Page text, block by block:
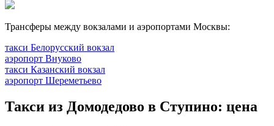
Трансферы между вокзалами и аэропортами Москвы:
такси Белорусский вокзал
аэропорт Внуково
такси Казанский вокзал
аэропорт Шереметьево
Такси из Домодедово в Ступино: цена